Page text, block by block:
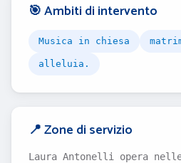
🎯 Ambiti di intervento
Musica in chiesa
alleluia.
📍 Zone di servizio
Laura Antonelli opera